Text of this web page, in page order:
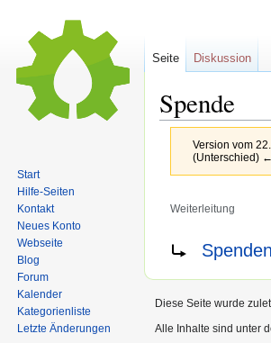
Spende
Version vom
(Unterschied)
Weiterleitung
Navigation
springen
Suche
springen
Weiterleitung nach:
Spenden
Seite Diskussion
Start
Hilfe-Seiten
Kontakt
Neues Konto
Webseite
Blog
Forum
Kalender
Kategorienliste
Letzte Änderungen
Diese Seite wurde
Alle Inhalte sind unter